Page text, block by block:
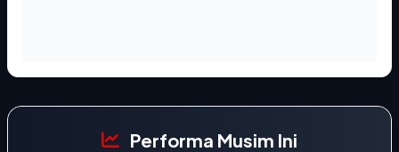
Performa Musim Ini